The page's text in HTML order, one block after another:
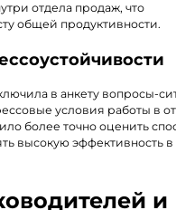
отдела продаж, что
общей продуктивности.
в анкету вопросы-
условия работы в
более точно оценить
высокую эффективность в
и